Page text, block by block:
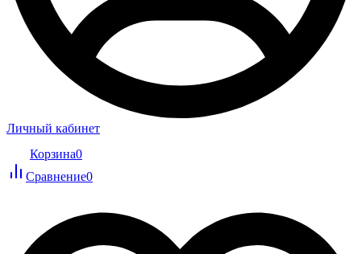
Личный кабинет
Корзина0
Сравнение0